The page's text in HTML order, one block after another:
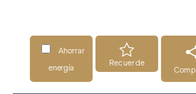
Ahorrar
energía
Recuerde